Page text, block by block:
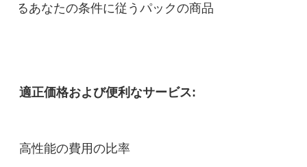
るあなたの条件に従うパックの商品
適正価格および便利なサービス:
高性能の費用の比率